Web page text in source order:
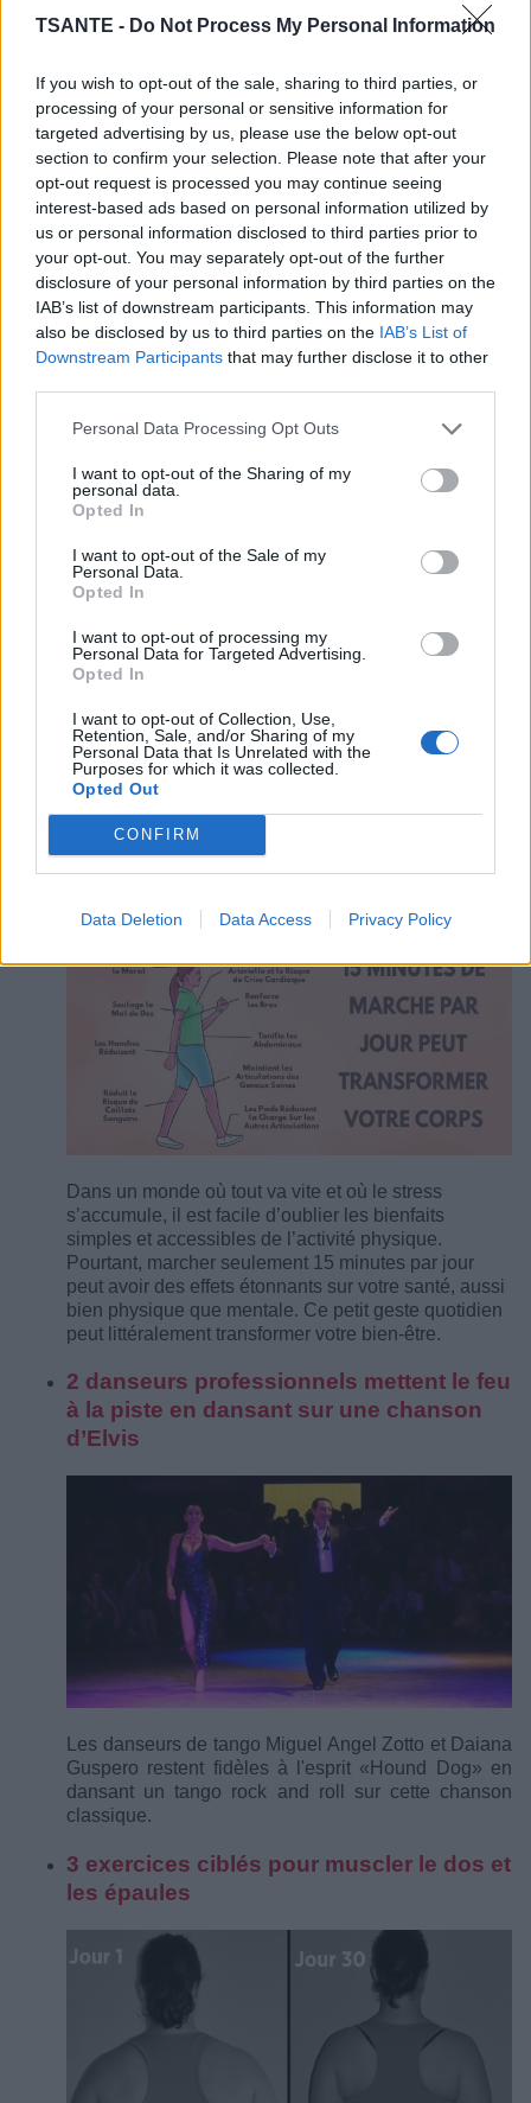
TSANTE - Do Not Process My Personal Information
If you wish to opt-out of the sale, sharing to third parties, or
processing of your personal or sensitive information for
targeted advertising by us, please use the below opt-out
section to confirm your selection. Please note that after your
opt-out request is processed you may continue seeing
interest-based ads based on personal information utilized by
us or personal information disclosed to third parties prior to
your opt-out. You may separately opt-out of the further
disclosure of your personal information by third parties on the
IAB’s list of downstream participants. This information may
also be disclosed by us to third parties on the IAB’s List of
Downstream Participants that may further disclose it to other
Personal Data Processing Opt Outs
I want to opt-out of the Sharing of my
personal data.
Opted In
I want to opt-out of the Sale of my
Personal Data.
Opted In
I want to opt-out of processing my
Personal Data for Targeted Advertising.
Opted In
I want to opt-out of Collection, Use,
Retention, Sale, and/or Sharing of my
Personal Data that Is Unrelated with the
Purposes for which it was collected.
Opted Out
CONFIRM
Data Deletion Data Access Privacy Policy
Nous vous proposons 15 minutes d’exercice à faire
n’importe où pour brûler les graisses du ventre !
Dans le confort de votre maison ou au bureau
pendant la pause, nous vous proposons des
mouvements simples et ciblés qui vous permettront
de dire adieu aux bourrelets tenaces du ventre. Alliés
à une alimentation saine, ces exercices stimulent
votre métabolisme et font fondre les graisses comme
neige au soleil !
Les modes de vie sédentaires et l’inactivité physique
entraînent de graves problèmes de santé.
Cependant, vous ne pouvez pas trouver d’excuse
pour ne pas faire au moins 15 minutes d’exercice
15 minutes de marche par jour peuvent
Dans un monde où tout va vite et où le stress
s’accumule, il est facile d’oublier les bienfaits
simples et accessibles de l’activité physique.
Pourtant, marcher seulement 15 minutes par jour
peut avoir des effets étonnants sur votre santé, aussi
bien physique que mentale. Ce petit geste quotidien
peut littéralement transformer votre bien-être.
2 danseurs professionnels mettent le feu
à la piste en dansant sur une chanson
d’Elvis
Les danseurs de tango Miguel Angel Zotto et Daiana
Guspero restent fidèles à l'esprit «Hound Dog» en
dansant un tango rock and roll sur cette chanson
classique.
3 exercices ciblés pour muscler le dos et
les épaules